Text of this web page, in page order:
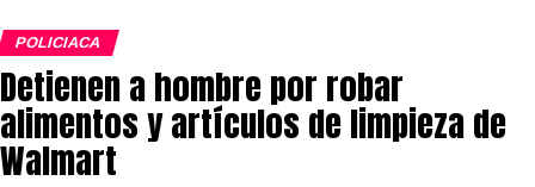
POLICIACA
Detienen a hombre por robar
alimentos y artículos de limpieza de
Walmart